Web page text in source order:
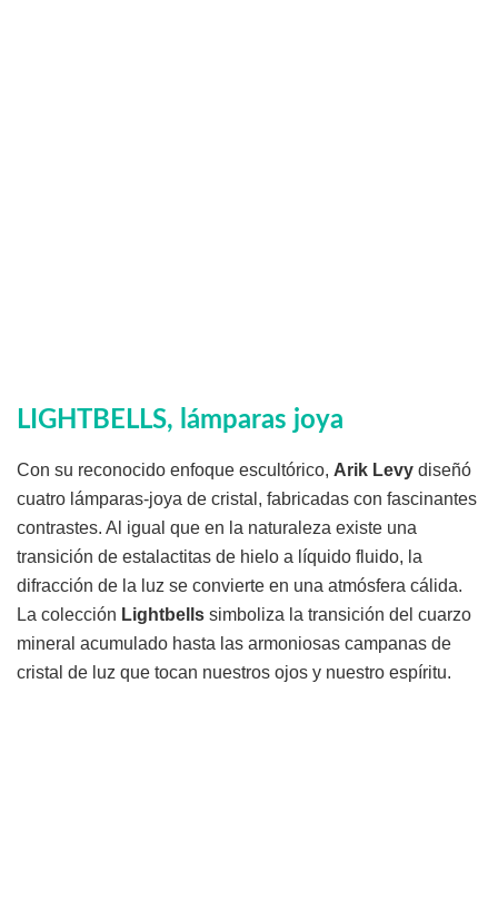
LIGHTBELLS, lámparas joya
Con su reconocido enfoque escultórico, Arik Levy diseñó
cuatro lámparas-joya de cristal, fabricadas con fascinantes
contrastes. Al igual que en la naturaleza existe una
transición de estalactitas de hielo a líquido fluido, la
difracción de la luz se convierte en una atmósfera cálida.
La colección Lightbells simboliza la transición del cuarzo
mineral acumulado hasta las armoniosas campanas de
cristal de luz que tocan nuestros ojos y nuestro espíritu.